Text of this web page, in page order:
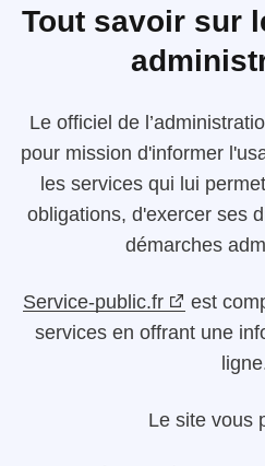
Tout savoir sur
Le officiel de
pour mission d'informer
les services qui lui
obligations, d'exercer ses
démarches
Service-public.fr
est
services en offrant une
Le site vous